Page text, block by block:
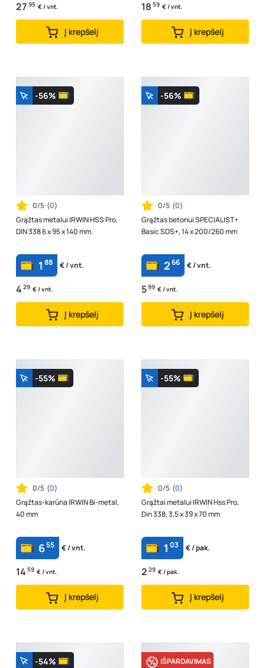
27 95 € / vnt.
Į krepšelį
18 59 € / vnt.
Į krepšelį
-56%
0/5 (0)
Grąžtas metalui IRWIN HSS Pro,
DIN 338 6 x 95 x 140 mm.
1 88 € / vnt.
4 29 € / vnt.
Į krepšelį
-56%
0/5 (0)
Grąžtas betonui SPECIALIST+
Basic SDS+, 14 x 200/260 mm
266 € / vnt.
599 € / vnt.
Į krepšelį
-55%
0/5 (0)
Grąžtas-karūna IRWIN Bi-metal,
40 mm
655 € / vnt.
14 59 € / vnt.
Į krepšelį
-55%
0/5 (0)
Grąžtai metalui IRWIN Hss Pro,
Din 338, 3,5 x 39 x 70 mm
1 03 € / pak.
2 29 € / pak.
Į krepšelį
-54% IŠPARDAVIMAS